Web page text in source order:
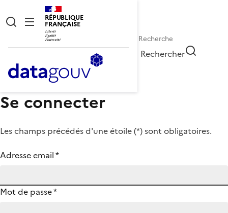
RÉPUBLIQUE
FRANÇAISE
Rechercher
Se connecter
Les champs précédés d'une étoile (*) sont obligatoires.
Adresse email*
Mot de passe*